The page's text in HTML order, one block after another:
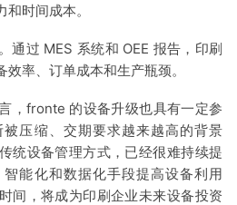
时间成本。
。通过 MES 系统和 OEE 报告，印刷
率、订单成本和生产瓶颈。
，fronte 的设备升级也具有一定参
压缩、交期要求越来越高的背景
统设备管理方式，已经很难持续提
能化和数据化手段提高设备利用
间，将成为印刷企业未来设备投资